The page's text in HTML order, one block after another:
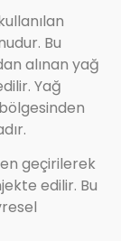
Bu
alınan yağ
Yağ
geçirilerek
edilir. Bu